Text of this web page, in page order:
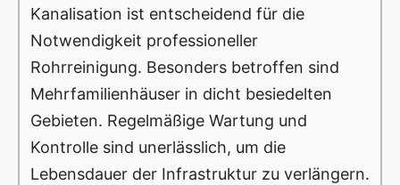
Kanalisation ist entscheidend für die
Notwendigkeit professioneller
Rohrreinigung. Besonders betroffen sind
Mehrfamilienhäuser in dicht besiedelten
Gebieten. Regelmäßige Wartung und
Kontrolle sind unerlässlich, um die
Lebensdauer der Infrastruktur zu verlängern.